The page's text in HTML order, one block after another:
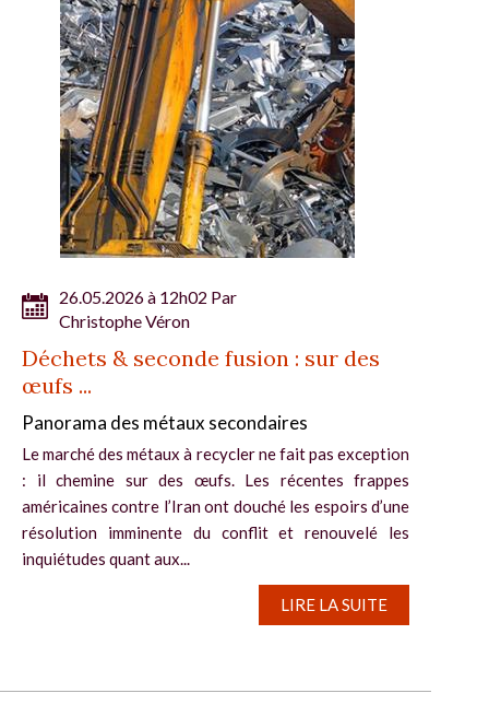
26.05.2026 à 12h02 Par
Christophe Véron
Déchets & seconde fusion : sur des
œufs ...
Panorama des métaux secondaires
Le marché des métaux à recycler ne fait pas exception
: il chemine sur des œufs. Les récentes frappes
américaines contre l’Iran ont douché les espoirs d’une
résolution imminente du conflit et renouvelé les
inquiétudes quant aux...
LIRE LA SUITE